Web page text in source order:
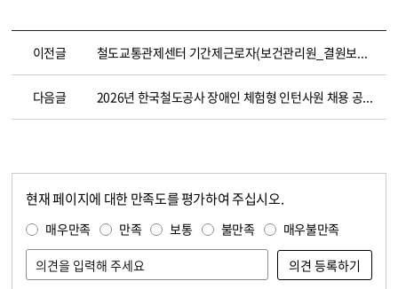
이전글 철도교통관제센터 기간제근로자(보건관리원_결원보충대체인력) 채용 공고 (~5.8)
다음글 2026년 한국철도공사 장애인 체험형 인턴사원 채용 공고(~6.4. 14:00)
현재 페이지에 대한 만족도를 평가하여 주십시오.
매우만족 만족 보통 불만족 매우불만족